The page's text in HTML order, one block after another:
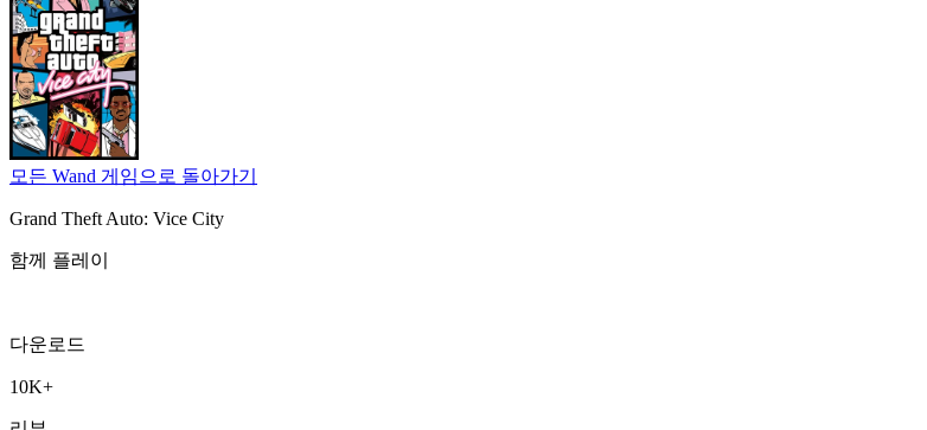
모든 Wand 게임으로 돌아가기
Grand Theft Auto: Vice City
함께 플레이
다운로드
10K+